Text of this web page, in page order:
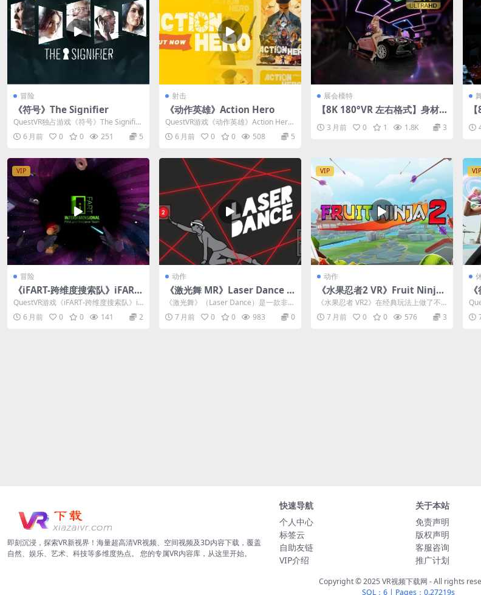
冒险
《符号》The Signifier
QuestVR独占游戏《符号》The Signifier
是一款将黑色科幻、心理...
6 月前 0 0 251 5
射击
《动作英雄》Action Hero
QuestVR游戏《动作英雄》Action Hero
是一款旨在让你化身银幕传奇...
6 月前 0 0 508 5
展会模特
【8K 180°VR 左右格式】身材
3 月前 0 1 1.8K 3
VIP
冒险
《iFART-跨维度搜索队》iFART-
Interdimensional Find and
Retrieve Team
QuestVR游戏《iFART-跨维度搜索队》iF
ART- Interdimen...
6 月前 0 0 141 2
动作
《激光舞 MR》Laser Dance v
0.9.0.724
《激光舞》（Laser Dance）是一款非常
有创意的混合现实（MR）游戏，它能...
7 月前 0 0 983 0
VIP
动作
《水果忍者2 VR》Fruit Ninja
2 v1.10.3.703329.703329
《水果忍者 VR2》在经典玩法上做了不
少有意思的扩展，不仅保留了切水果的
爽快感，...
7 月前 0 0 576 3
VIP
即刻沉浸，探索VR新视界！海量超高清VR视频、空间视频及3D内容下载，覆盖
自然、娱乐、艺术、科技等多维度热点。 您的专属VR内容库，从这里开始。
快速导航
个人中心
标签云
自助友链
VIP介绍
关于本站
免责声明
版权声明
客服咨询
推广计划
Copyright © 2025 VR视频下载网 - All rights
SQL：6| Pages：0.27219s